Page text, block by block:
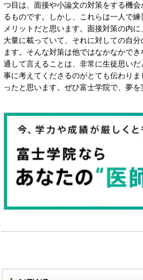
つ目は、面接や小論文の対策をする機
るものです。しかし、これらは一人で
メリットだと思います。面接対策の内
大量に載っていて、それに対しての自
ます。そんな対策は他ではなかなかで
通して言えることは、非常に生徒思い
事に考えてくださるのがとても伝わり
ったと思います。ぜひ富士学院で、夢を